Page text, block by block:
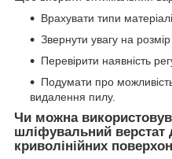
Врахувати типи
Звернути увагу на розмір
Перевірити наявність
Подумати про
видалення пилу.
Чи можна
шліфувальний верстат
криволінійних